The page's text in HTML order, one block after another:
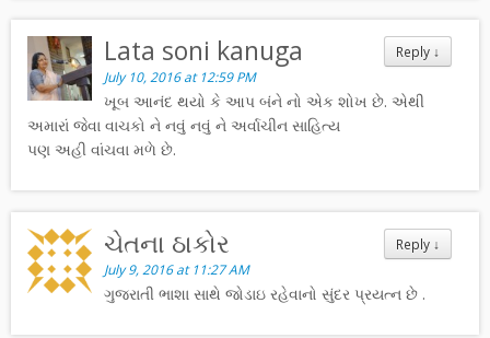
Reply ↓
Lata soni kanuga
July 10, 2016 at 12:59 PM
ખૂબ આનંદ થયો કે આપ બંને નો એક શોખ છે. એથી
અમારાં જેવા વાચકો ને નવું નવું ને અર્વાચીન સાહિત્ય
પણ અહી વાંચવા મળે છે.
Reply ↓
ચેતના ઠાકોર
July 9, 2016 at 11:27 AM
ગુજરાતી ભાશા સાથે જોડાઇ રહેવાનો સુંદર પ્રયત્ન છે .